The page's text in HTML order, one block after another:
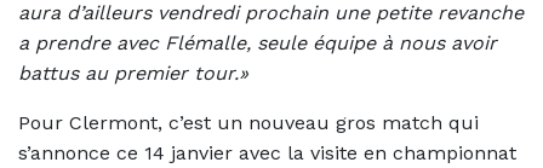
aura d’ailleurs vendredi prochain une petite revanche
a prendre avec Flémalle, seule équipe à nous avoir
battus au premier tour.»
Pour Clermont, c’est un nouveau gros match qui
s’annonce ce 14 janvier avec la visite en championnat